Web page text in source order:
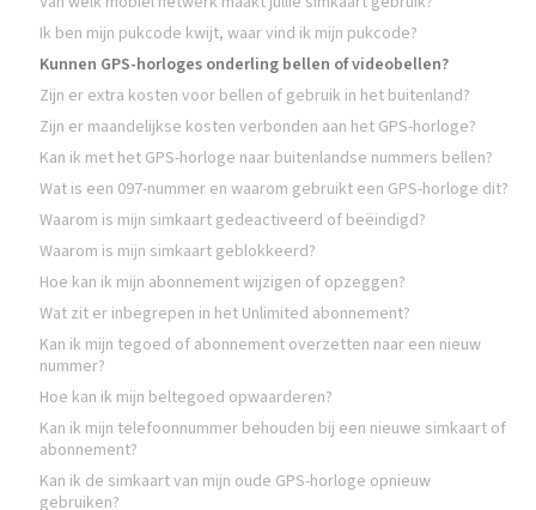
Ik ben mijn pukcode kwijt, waar vind ik mijn pukcode?
Kunnen GPS-horloges onderling bellen of videobellen?
Zijn er extra kosten voor bellen of gebruik in het buitenland?
Zijn er maandelijkse kosten verbonden aan het GPS-horloge?
Kan ik met het GPS-horloge naar buitenlandse nummers bellen?
Wat is een 097-nummer en waarom gebruikt een GPS-horloge dit?
Waarom is mijn simkaart gedeactiveerd of beëindigd?
Waarom is mijn simkaart geblokkeerd?
Hoe kan ik mijn abonnement wijzigen of opzeggen?
Wat zit er inbegrepen in het Unlimited abonnement?
Kan ik mijn tegoed of abonnement overzetten naar een nieuw
nummer?
Hoe kan ik mijn beltegoed opwaarderen?
Kan ik mijn telefoonnummer behouden bij een nieuwe simkaart of
abonnement?
Kan ik de simkaart van mijn oude GPS-horloge opnieuw
gebruiken?